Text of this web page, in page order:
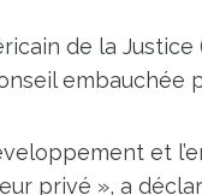
de la Justice
embauchée
et
privé », a